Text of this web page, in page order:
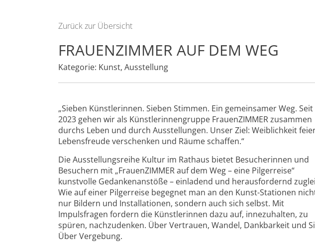
Zurück zur Übersicht
FRAUENZIMMER AUF DEM WEG
Kategorie: Kunst, Ausstellung
„Sieben Künstlerinnen. Sieben Stimmen. Ein gemeinsamer Weg. Seit
2023 gehen wir als Künstlerinnengruppe FrauenZIMMER zusammen
durchs Leben und durch Ausstellungen. Unser Ziel: Weiblichkeit
Lebensfreude verschenken und Räume schaffen.“
Die Ausstellungsreihe Kultur im Rathaus bietet Besucherinnen und
Besuchern mit „FrauenZIMMER auf dem Weg – eine Pilgerreise“
kunstvolle Gedankenanstöße – einladend und herausfordernd
Wie auf einer Pilgerreise begegnet man an den Kunst-Stationen
nur Bildern und Installationen, sondern auch sich selbst. Mit
Impulsfragen fordern die Künstlerinnen dazu auf, innezuhalten, zu
spüren, nachzudenken. Über Vertrauen, Wandel, Dankbarkeit und
Über Vergebung.